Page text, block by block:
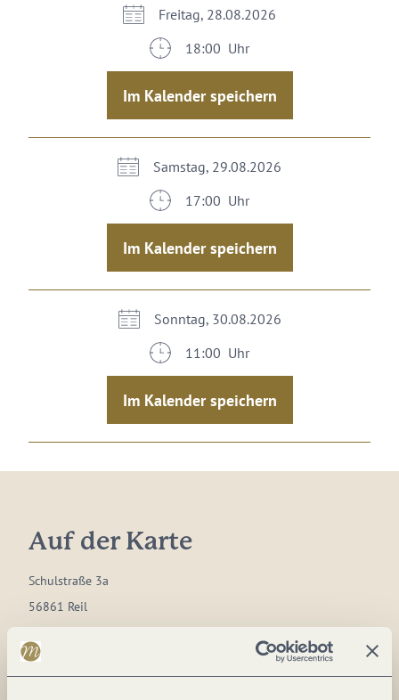
Freitag, 28.08.2026
18:00 Uhr
Im Kalender speichern
Samstag, 29.08.2026
17:00 Uhr
Im Kalender speichern
Sonntag, 30.08.2026
11:00 Uhr
Im Kalender speichern
Auf der Karte
Schulstraße 3a
56861 Reil
DE
Tel.:+49 6542 900489